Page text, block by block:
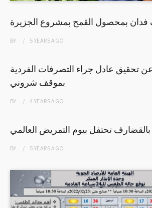
BY 5 YEARSAGO
تحقيق عادل جراء التصرفات الفردية
بموقف شروني
BY 4 YEARSAGO
تحتفل بيوم التمريض العالمي
BY 5 YEARSAGO